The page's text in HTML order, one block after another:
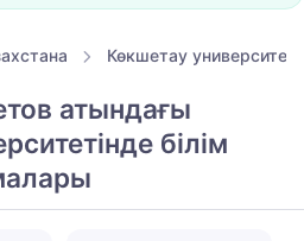
Көкшетау
атындағы
білім